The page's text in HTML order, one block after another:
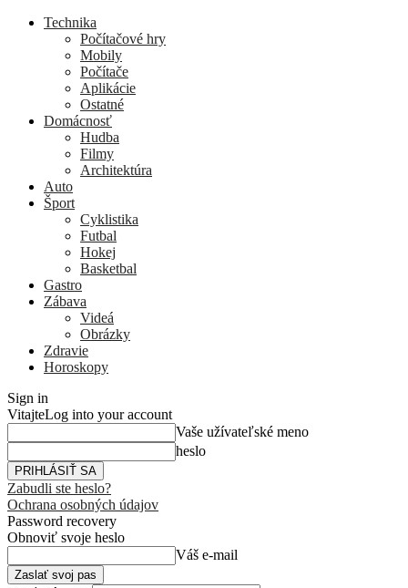
Technika
Počítačové hry
Mobily
Počítače
Aplikácie
Ostatné
Domácnosť
Hudba
Filmy
Architektúra
Auto
Šport
Cyklistika
Futbal
Hokej
Basketbal
Gastro
Zábava
Videá
Obrázky
Zdravie
Horoskopy
Sign in
VitajteLog into your account
Vaše užívateľské meno
heslo
Zabudli ste heslo?
Ochrana osobných údajov
Password recovery
Obnoviť svoje heslo
Váš e-mail